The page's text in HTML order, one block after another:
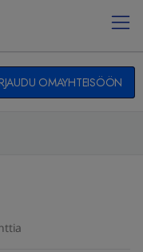
OMAYHTEISÖÖN